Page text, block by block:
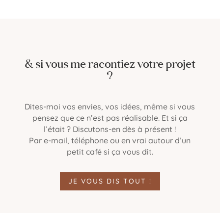
& si vous me racontiez votre projet
?
Dites-moi vos envies, vos idées, même si vous
pensez que ce n’est pas réalisable. Et si ça
l’était ? Discutons-en dès à présent !
Par e-mail, téléphone ou en vrai autour d’un
petit café si ça vous dit.
JE VOUS DIS TOUT !